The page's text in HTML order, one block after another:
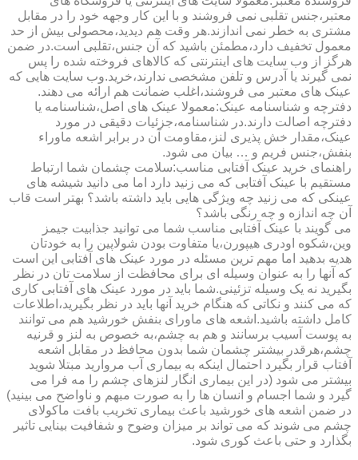
معتبر،جنس تقلبی نمی فروشند و با این کار وجهه خود را در مقابل
مشتری به خطر نمی اندازند.هر وقت هم دیدید،محصولی بیش از حد
معمول تخفیف دارد،مطمئن باشید که آن جنس،تقلبی است.در ضمن
هرگز از وب سایت های اینترنتی که کالاهای فروخته شده را پس
نمی گیرند یا آدرس و تلفن مشخصی ندارند،خرید.وب سایت هایی که
عینک های معتبر می فروشند،اغلب ضمانت هم ارائه می دهند.
دفترچه و شناسنامه عینک:معمولا عینک های اصل،شناسنامه یا
دفترچه اصالت دارند.در شناسنامه،جزئیات دقیقی در مورد
عینک،مقدار خش پذیری لنز،مقاومت آن در برابر اشعه ماوراء
بنفش،جنس فریم و … بیان می شود.
راهنمای خرید عینک آفتابی مناسب:سلامت چشمان شما ارتباط
مستقیم با عینک آفتابی که می زنید دارد اما می دانید شیشه های
عینکی که می زنید چه ویژگی هایی باید داشته باشد؟ بهتر است قاب
آن چه اندازه و چه رنگی باشد؟
می گویند با عینک آفتابی مناسب شما می توانید جذابیت جیمز
وین،شکوه اودری هیپورن،یا متفاوت بودن شولاپین را به خودتان
هدیه بدهید اما مهم ترین مسئله در مورد عینک های آفتابی این است
که آنها را به عنوان وسیله ای برای محافظت از سلامت تان در نظر
بگیرید نه یک وسیله تزئینی.شما باید در مورد عینک های آفتابی کاری
که می کنند و نکاتی که هنگام خرید آنها باید در نظر بگیرید،اطلاعات
کامل داشته باشید.اشعه های ماورای بنفش خورشید هم می توانند
به پوست آسیب برسانند و هم به چشم،به خصوص به لنز و قرنیه
چشم،هرقدر بیشتر چشمان شما بدون محافظ در مقابل اشعه
آفتاب قرار بگیرد احتمال اینکه به بیماری آب مروارید مبتلا شوید
بیشتر می شود (در این بیماری انگار لنزهای چشم را مه فرا می
گیرد و شما اجسام و انسان ها را به صورت مبهم و ناواضح می بینید)
در ضمن اشعه های خورشید باعث بیماری تخریب بافت ماکولای
چشم می شوند که می تواند بر میزان وضوح و شفافیت بینایی تاثیر
بگذارد و حتی باعث کوری شود.